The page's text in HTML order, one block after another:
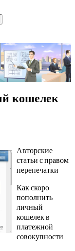
кошелек
Авторские
статьи с правом
перепечатки
Как скоро
пополнить
личный
кошелек в
платежной
совокупности